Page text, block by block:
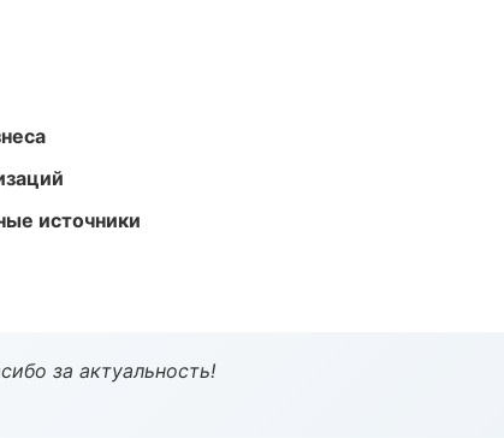
источники
за актуальность!